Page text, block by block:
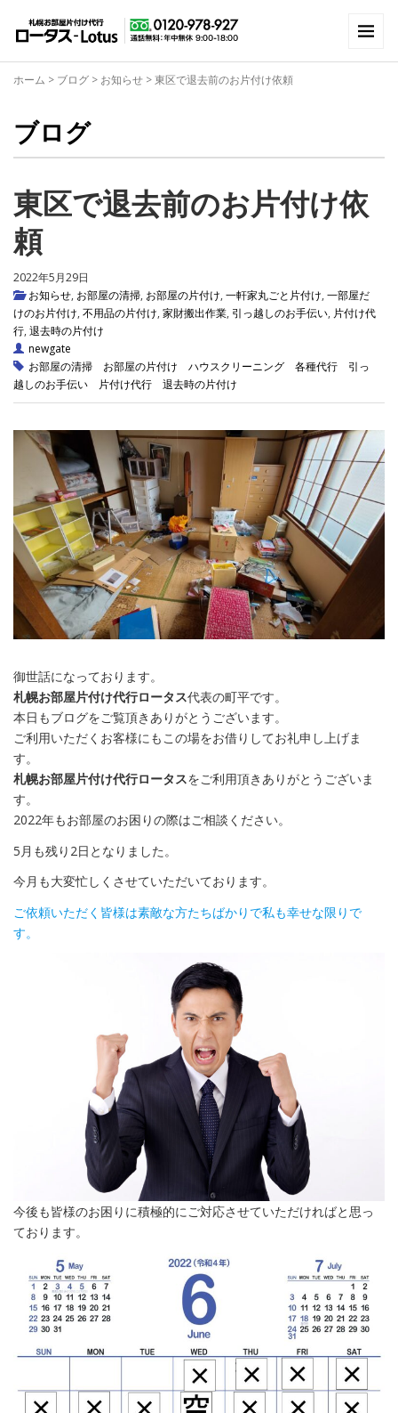
ホーム > ブログ > お知らせ >東区で退去前のお片付け依頼
ブログ
東区で退去前のお片付け依
頼
2022年5月29日
お知らせ, お部屋の清掃, お部屋の片付け, 一軒家丸ごと片付け, 一部屋だ
けのお片付け, 不用品の片付け, 家財搬出作業, 引っ越しのお手伝い, 片付け代
行, 退去時の片付け
newgate
お部屋の清掃
お部屋の片付け ハウスクリーニング 各種代行
引っ
越しのお手伝い
片付け代行 退去時の片付け
御世話になっております。
札幌お部屋片付け代行ロータス代表の町平です。
本日もブログをご覧頂きありがとうございます。
ご利用いただくお客様にもこの場をお借りしてお礼申し上げま
す。
札幌お部屋片付け代行ロータスをご利用頂きありがとうございま
す。
2022年もお部屋のお困りの際はご相談ください。
5月も残り2日となりました。
今月も大変忙しくさせていただいております。
ご依頼いただく皆様は素敵な方たちばかりで私も幸せな限りで
す。
今後も皆様のお困りに積極的にご対応させていただければと思っ
ております。